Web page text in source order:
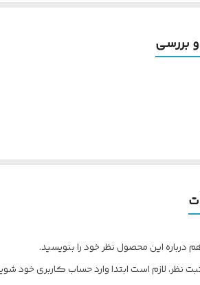
بررسی
درباره این محصول نظر خود را بنویسید.
نظر، لازم است ابتدا وارد حساب کاربری خود